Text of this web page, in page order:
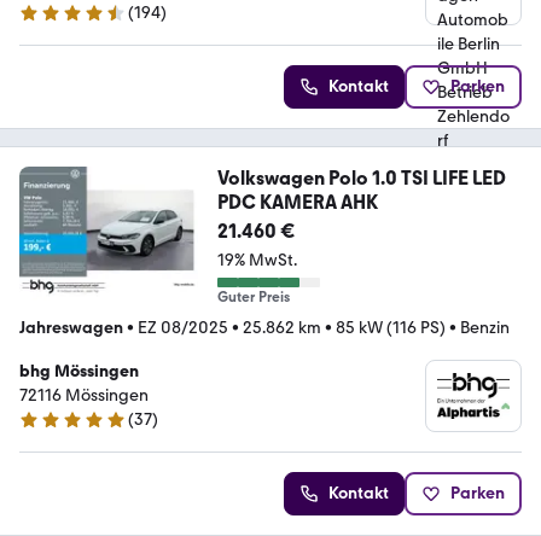
4.5 Sterne
(194)
Kontakt Parken
Volkswagen Polo 1.0 TSI LIFE LED
PDC KAMERA AHK
21.460 €
19% MwSt.
Guter Preis
Jahreswagen• EZ 08/2025 • 25.862 km • 85 kW (116 PS) • Benzin
bhg Mössingen
72116 Mössingen
4.8 Sterne
(37)
Kontakt Parken